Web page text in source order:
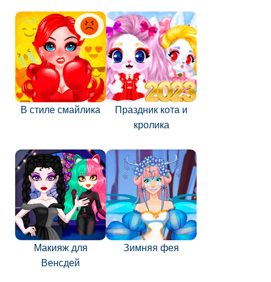
В стиле смайлика
Праздник кота и
кролика
Макияж для
Венсдей
Зимняя фея